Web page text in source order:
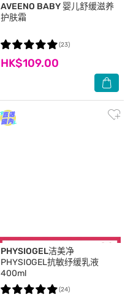
AVEENO BABY婴儿舒缓滋养
护肤霜
HK$109.00
(23)
PHYSIOGEL洁美净
PHYSIOGEL抗敏纾缓乳液
400ml
(24)